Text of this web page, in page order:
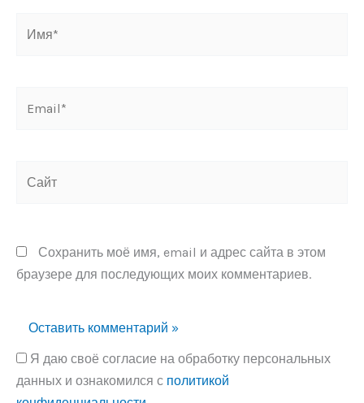
Сохранить моё имя, email и адрес сайта в этом
браузере для последующих моих комментариев.
Я даю своё согласие на обработку персональных
данных и ознакомился с политикой